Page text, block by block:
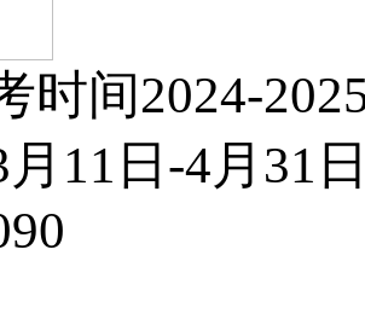
时间2024-
月11日-4月31
0